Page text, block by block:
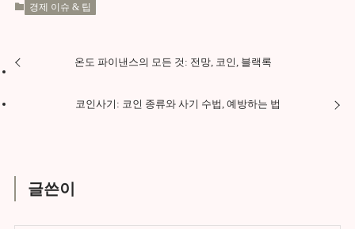
경제 이슈 & 팁
온도 파이낸스의 모든 것: 전망, 코인, 블랙록
코인사기: 코인 종류와 사기 수법, 예방하는 법
글쓴이